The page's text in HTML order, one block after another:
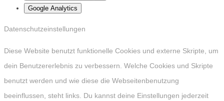
Google Analytics
Datenschutzeinstellungen
Diese Website benutzt funktionelle Cookies und externe Skripte, um
dein Benutzererlebnis zu verbessern. Welche Cookies und Skripte
benutzt werden und wie diese die Webseitenbenutzung
beeinflussen, steht links. Du kannst deine Einstellungen jederzeit